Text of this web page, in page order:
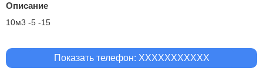
Описание
10м3 -5 -15
Показать телефон: XXXXXXXXXXX